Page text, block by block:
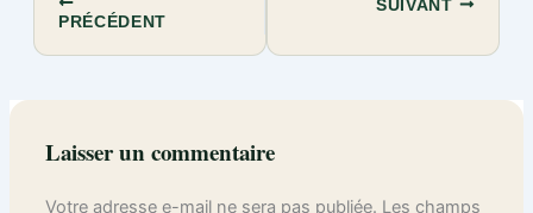
PRÉCÉDENT
SUIVANT
Laisser un commentaire
Votre adresse e-mail ne sera pas publiée. Les champs